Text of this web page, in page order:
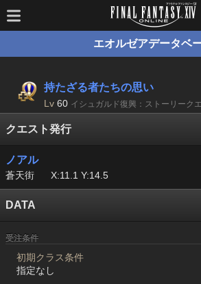
エオルゼアデータベ
持たざる者たちの思い
Lv 60 イシュガルド復興：ストーリーク
クエスト発行
ノアル
蒼天街 X:11.1 Y:14.5
DATA
受注条件
初期クラス条件
指定なし